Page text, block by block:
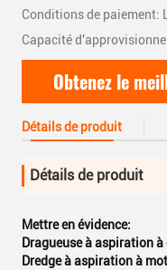
Conditions de paiement:
Capacité
Obtenez le
Détails de produit
Détails de produit
Mettre en évidence:
Dragueuse à aspiration
Dredge à aspiration à